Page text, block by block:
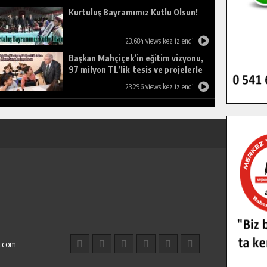
Kurtuluş Bayramımız Kutlu Olsun!
23.684 views kez izlendi
Başkan Mahçiçek’in eğitim vizyonu,
97 milyon TL’lik tesis ve projelerle
23.296 views kez izlendi